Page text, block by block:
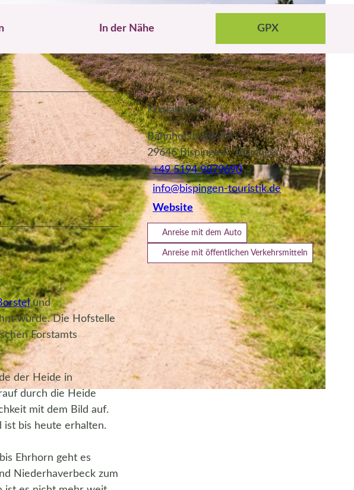
Markus Tiemann
In der Nähe GPX
und
wurde. Die Hofstelle
Forstamts
der Heide in
durch die Heide
mit dem Bild auf.
ist bis heute erhalten.
Ehrhorn geht es
Niederhaverbeck zum
Kontaktdaten
Bahnhofstraße 19
29646Bispingen- Bispingen
+49 5194 9879690
info@bispingen-touristik.de
Website
Anreise mit dem Auto
Anreise mit öffentlichen Verkehrsmitteln